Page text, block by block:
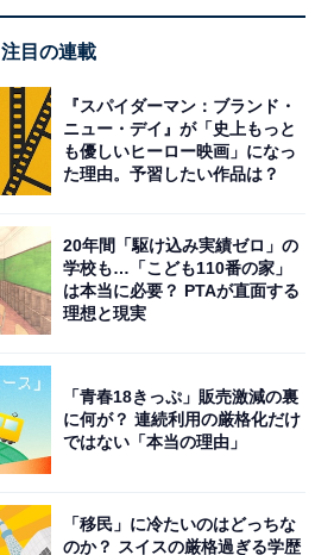
注目の連載
『スパイダーマン：ブランド・
ニュー・デイ』が「史上もっと
も優しいヒーロー映画」になっ
た理由。予習したい作品は？
20年間「駆け込み実績ゼロ」の
学校も…「こども110番の家」
は本当に必要？ PTAが直面する
理想と現実
「青春18きっぷ」販売激減の裏
に何が？ 連続利用の厳格化だけ
ではない「本当の理由」
「移民」に冷たいのはどっちな
のか？ スイスの厳格過ぎる学歴